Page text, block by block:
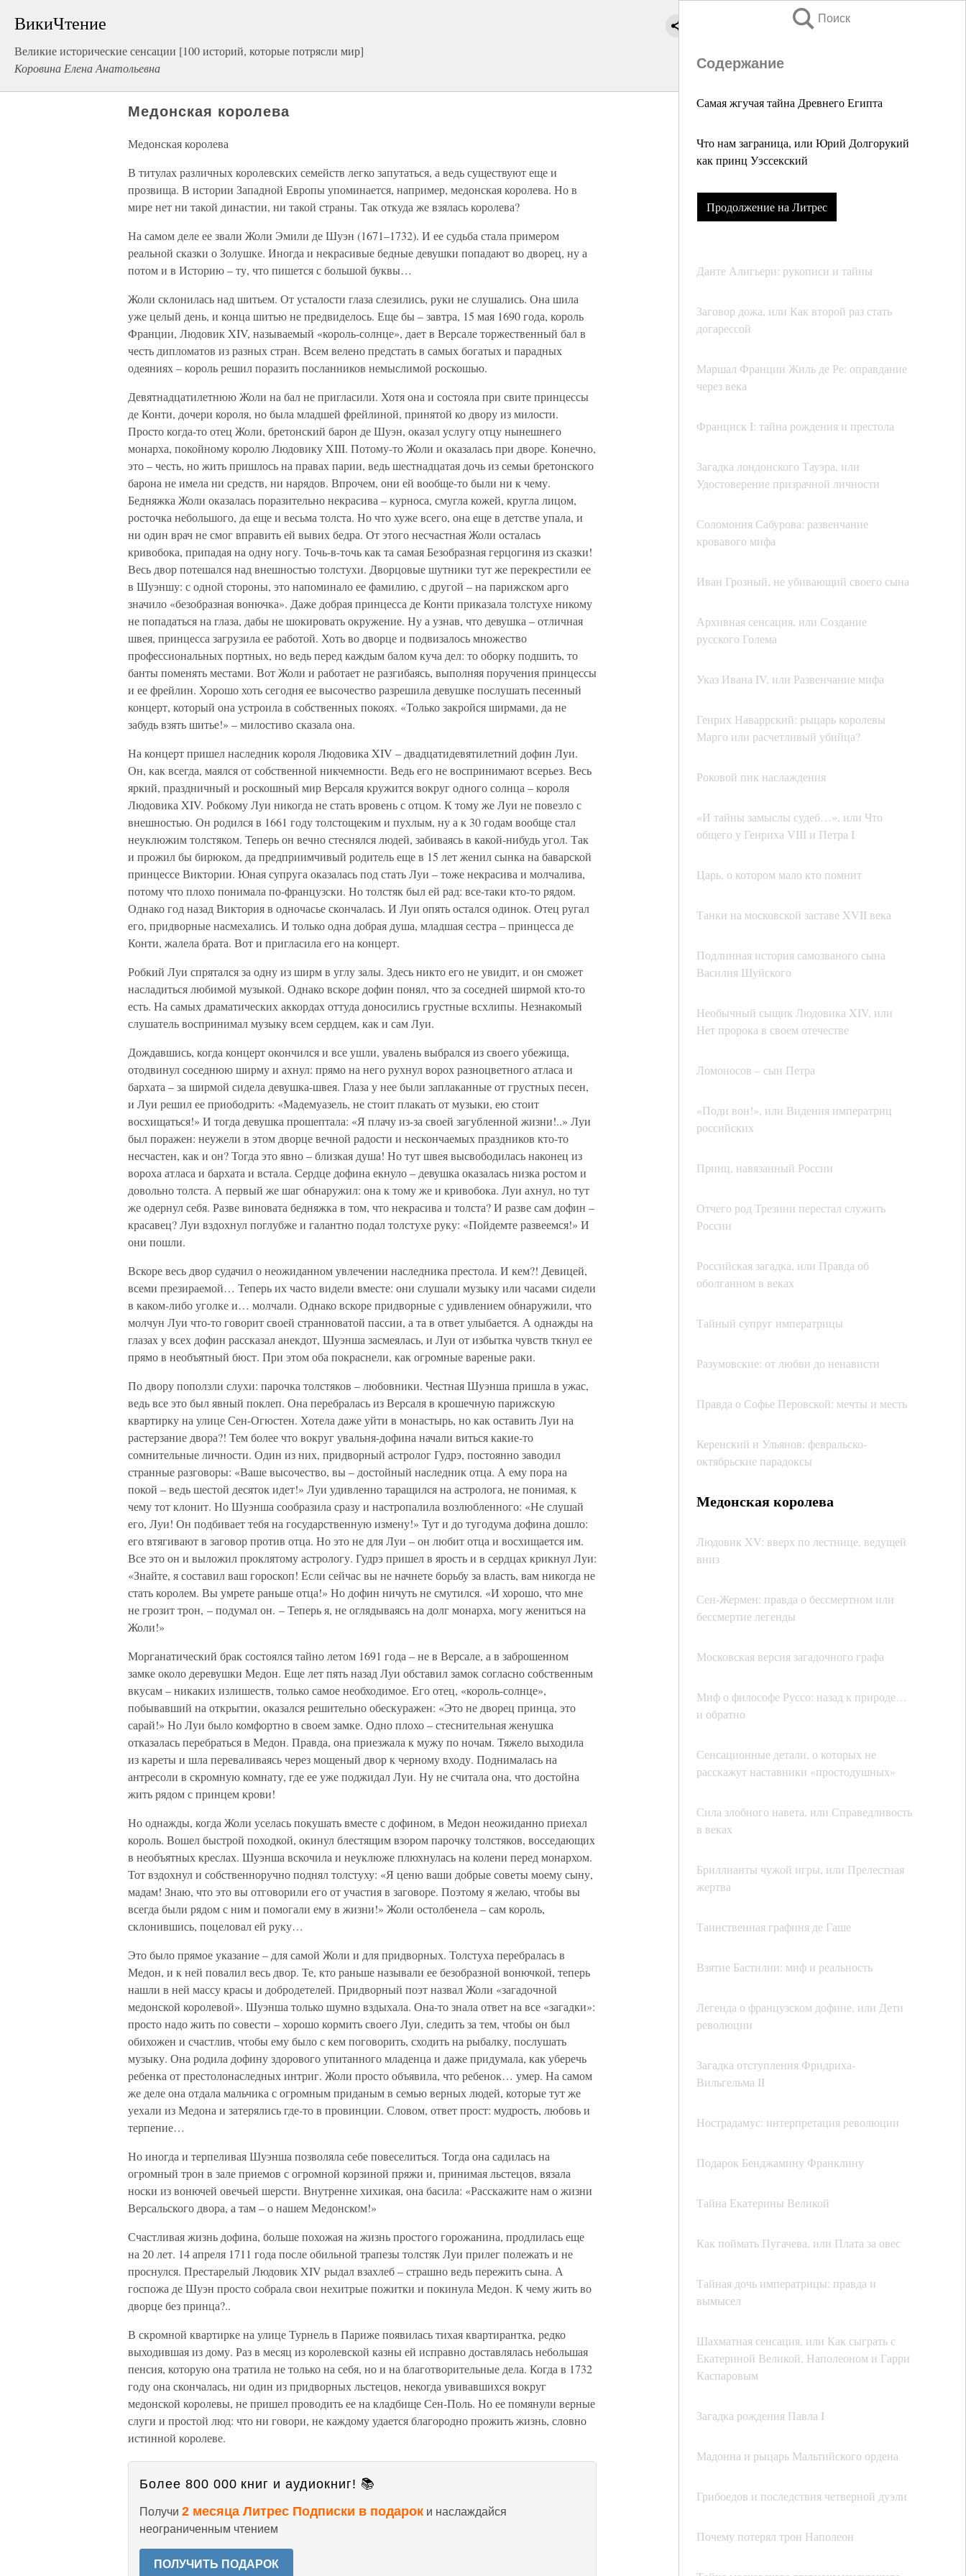
ВикиЧтение
Великие исторические сенсации [100 историй, которые потрясли мир]
Коровина Елена Анатольевна
Поиск
Содержание
Самая жгучая тайна Древнего Египта
Что нам заграница, или Юрий Долгорукий
как принц Уэссекский
Продолжение на Литрес
Данте Алигьери: рукописи и тайны
Заговор дожа, или Как второй раз стать
догарессой
Маршал Франции Жиль де Ре: оправдание
через века
Франциск I: тайна рождения и престола
Загадка лондонского Тауэра, или
Удостоверение призрачной личности
Соломония Сабурова: развенчание
кровавого мифа
Иван Грозный, не убивающий своего сына
Архивная сенсация, или Создание
русского Голема
Указ Ивана IV, или Развенчание мифа
Генрих Наваррский: рыцарь королевы
Марго или расчетливый убийца?
Роковой пик наслаждения
«И тайны замыслы судеб…», или Что
общего у Генриха VIII и Петра I
Царь, о котором мало кто помнит
Танки на московской заставе XVII века
Подлинная история самозваного сына
Василия Шуйского
Необычный сыщик Людовика XIV, или
Нет пророка в своем отечестве
Ломоносов – сын Петра
«Поди вон!», или Видения императриц
российских
Принц, навязанный России
Отчего род Трезини перестал служить
России
Российская загадка, или Правда об
оболганном в веках
Тайный супруг императрицы
Разумовские: от любви до ненависти
Правда о Софье Перовской: мечты и месть
Керенский и Ульянов: февральско-
октябрьские парадоксы
Медонская королева
Людовик XV: вверх по лестнице, ведущей
вниз
Сен-Жермен: правда о бессмертном или
бессмертие легенды
Московская версия загадочного графа
Миф о философе Руссо: назад к природе…
и обратно
Сенсационные детали, о которых не
расскажут наставники «простодушных»
Сила злобного навета, или Справедливость
в веках
Бриллианты чужой игры, или Прелестная
жертва
Таинственная графиня де Гаше
Взятие Бастилии: миф и реальность
Легенда о французском дофине, или Дети
революции
Загадка отступления Фридриха-
Вильгельма II
Нострадамус: интерпретация революции
Подарок Бенджамину Франклину
Тайна Екатерины Великой
Как поймать Пугачева, или Плата за овес
Тайная дочь императрицы: правда и
вымысел
Шахматная сенсация, или Как сыграть с
Екатериной Великой, Наполеоном и Гарри
Каспаровым
Загадка рождения Павла I
Мадонна и рыцарь Мальтийского ордена
Грибоедов и последствия четверной дуэли
Почему потерял трон Наполеон
Медонская королева
Медонская королева
В титулах различных королевских семейств легко запутаться, а ведь существуют еще и
прозвища. В истории Западной Европы упоминается, например, медонская королева. Но в
мире нет ни такой династии, ни такой страны. Так откуда же взялась королева?
На самом деле ее звали Жоли Эмили де Шуэн (1671–1732). И ее судьба стала примером
реальной сказки о Золушке. Иногда и некрасивые бедные девушки попадают во дворец, ну а
потом и в Историю – ту, что пишется с большой буквы…
Жоли склонилась над шитьем. От усталости глаза слезились, руки не слушались. Она шила
уже целый день, и конца шитью не предвиделось. Еще бы – завтра, 15 мая 1690 года, король
Франции, Людовик XIV, называемый «король-солнце», дает в Версале торжественный бал в
честь дипломатов из разных стран. Всем велено предстать в самых богатых и парадных
одеяниях – король решил поразить посланников немыслимой роскошью.
Девятнадцатилетнюю Жоли на бал не пригласили. Хотя она и состояла при свите принцессы
де Конти, дочери короля, но была младшей фрейлиной, принятой ко двору из милости.
Просто когда-то отец Жоли, бретонский барон де Шуэн, оказал услугу отцу нынешнего
монарха, покойному королю Людовику XIII. Потому-то Жоли и оказалась при дворе. Конечно,
это – честь, но жить пришлось на правах парии, ведь шестнадцатая дочь из семьи бретонского
барона не имела ни средств, ни нарядов. Впрочем, они ей вообще-то были ни к чему.
Бедняжка Жоли оказалась поразительно некрасива – курноса, смугла кожей, кругла лицом,
росточка небольшого, да еще и весьма толста. Но что хуже всего, она еще в детстве упала, и
ни один врач не смог вправить ей вывих бедра. От этого несчастная Жоли осталась
кривобока, припадая на одну ногу. Точь-в-точь как та самая Безобразная герцогиня из сказки!
Весь двор потешался над внешностью толстухи. Дворцовые шутники тут же перекрестили ее
в Шуэншу: с одной стороны, это напоминало ее фамилию, с другой – на парижском арго
значило «безобразная вонючка». Даже добрая принцесса де Конти приказала толстухе никому
не попадаться на глаза, дабы не шокировать окружение. Ну а узнав, что девушка – отличная
швея, принцесса загрузила ее работой. Хоть во дворце и подвизалось множество
профессиональных портных, но ведь перед каждым балом куча дел: то оборку подшить, то
банты поменять местами. Вот Жоли и работает не разгибаясь, выполняя поручения принцессы
и ее фрейлин. Хорошо хоть сегодня ее высочество разрешила девушке послушать песенный
концерт, который она устроила в собственных покоях. «Только закройся ширмами, да не
забудь взять шитье!» – милостиво сказала она.
На концерт пришел наследник короля Людовика XIV – двадцатидевятилетний дофин Луи.
Он, как всегда, маялся от собственной никчемности. Ведь его не воспринимают всерьез. Весь
яркий, праздничный и роскошный мир Версаля кружится вокруг одного солнца – короля
Людовика XIV. Робкому Луи никогда не стать вровень с отцом. К тому же Луи не повезло с
внешностью. Он родился в 1661 году толстощеким и пухлым, ну а к 30 годам вообще стал
неуклюжим толстяком. Теперь он вечно стеснялся людей, забиваясь в какой-нибудь угол. Так
и прожил бы бирюком, да предприимчивый родитель еще в 15 лет женил сынка на баварской
принцессе Виктории. Юная супруга оказалась под стать Луи – тоже некрасива и молчалива,
потому что плохо понимала по-французски. Но толстяк был ей рад: все-таки кто-то рядом.
Однако год назад Виктория в одночасье скончалась. И Луи опять остался одинок. Отец ругал
его, придворные насмехались. И только одна добрая душа, младшая сестра – принцесса де
Конти, жалела брата. Вот и пригласила его на концерт.
Робкий Луи спрятался за одну из ширм в углу залы. Здесь никто его не увидит, и он сможет
насладиться любимой музыкой. Однако вскоре дофин понял, что за соседней ширмой кто-то
есть. На самых драматических аккордах оттуда доносились грустные всхлипы. Незнакомый
слушатель воспринимал музыку всем сердцем, как и сам Луи.
Дождавшись, когда концерт окончился и все ушли, увалень выбрался из своего убежища,
отодвинул соседнюю ширму и ахнул: прямо на него рухнул ворох разноцветного атласа и
бархата – за ширмой сидела девушка-швея. Глаза у нее были заплаканные от грустных песен,
и Луи решил ее приободрить: «Мадемуазель, не стоит плакать от музыки, ею стоит
восхищаться!» И тогда девушка прошептала: «Я плачу из-за своей загубленной жизни!..» Луи
был поражен: неужели в этом дворце вечной радости и нескончаемых праздников кто-то
несчастен, как и он? Тогда это явно – близкая душа! Но тут швея высвободилась наконец из
вороха атласа и бархата и встала. Сердце дофина екнуло – девушка оказалась низка ростом и
довольно толста. А первый же шаг обнаружил: она к тому же и кривобока. Луи ахнул, но тут
же одернул себя. Разве виновата бедняжка в том, что некрасива и толста? И разве сам дофин –
красавец? Луи вздохнул поглубже и галантно подал толстухе руку: «Пойдемте развеемся!» И
они пошли.
Вскоре весь двор судачил о неожиданном увлечении наследника престола. И кем?! Девицей,
всеми презираемой… Теперь их часто видели вместе: они слушали музыку или часами сидели
в каком-либо уголке и… молчали. Однако вскоре придворные с удивлением обнаружили, что
молчун Луи что-то говорит своей странноватой пассии, а та в ответ улыбается. А однажды на
глазах у всех дофин рассказал анекдот, Шуэнша засмеялась, и Луи от избытка чувств ткнул ее
прямо в необъятный бюст. При этом оба покраснели, как огромные вареные раки.
По двору поползли слухи: парочка толстяков – любовники. Честная Шуэнша пришла в ужас,
ведь все это был явный поклеп. Она перебралась из Версаля в крошечную парижскую
квартирку на улице Сен-Огюстен. Хотела даже уйти в монастырь, но как оставить Луи на
растерзание двора?! Тем более что вокруг увальня-дофина начали виться какие-то
сомнительные личности. Один из них, придворный астролог Гудрэ, постоянно заводил
странные разговоры: «Ваше высочество, вы – достойный наследник отца. А ему пора на
покой – ведь шестой десяток идет!» Луи удивленно таращился на астролога, не понимая, к
чему тот клонит. Но Шуэнша сообразила сразу и настропалила возлюбленного: «Не слушай
его, Луи! Он подбивает тебя на государственную измену!» Тут и до тугодума дофина дошло:
его втягивают в заговор против отца. Но это не для Луи – он любит отца и восхищается им.
Все это он и выложил проклятому астрологу. Гудрэ пришел в ярость и в сердцах крикнул Луи:
«Знайте, я составил ваш гороскоп! Если сейчас вы не начнете борьбу за власть, вам никогда не
стать королем. Вы умрете раньше отца!» Но дофин ничуть не смутился. «И хорошо, что мне
не грозит трон, – подумал он. – Теперь я, не оглядываясь на долг монарха, могу жениться на
Жоли!»
Морганатический брак состоялся тайно летом 1691 года – не в Версале, а в заброшенном
замке около деревушки Медон. Еще лет пять назад Луи обставил замок согласно собственным
вкусам – никаких излишеств, только самое необходимое. Его отец, «король-солнце»,
побывавший на открытии, оказался решительно обескуражен: «Это не дворец принца, это
сарай!» Но Луи было комфортно в своем замке. Одно плохо – стеснительная женушка
отказалась перебраться в Медон. Правда, она приезжала к мужу по ночам. Тяжело выходила
из кареты и шла переваливаясь через мощеный двор к черному входу. Поднималась на
антресоли в скромную комнату, где ее уже поджидал Луи. Ну не считала она, что достойна
жить рядом с принцем крови!
Но однажды, когда Жоли уселась покушать вместе с дофином, в Медон неожиданно приехал
король. Вошел быстрой походкой, окинул блестящим взором парочку толстяков, восседающих
в необъятных креслах. Шуэнша вскочила и неуклюже плюхнулась на колени перед монархом.
Тот вздохнул и собственноручно поднял толстуху: «Я ценю ваши добрые советы моему сыну,
мадам! Знаю, что это вы отговорили его от участия в заговоре. Поэтому я желаю, чтобы вы
всегда были рядом с ним и помогали ему в жизни!» Жоли остолбенела – сам король,
склонившись, поцеловал ей руку…
Это было прямое указание – для самой Жоли и для придворных. Толстуха перебралась в
Медон, и к ней повалил весь двор. Те, кто раньше называли ее безобразной вонючкой, теперь
нашли в ней массу красы и добродетелей. Придворный поэт назвал Жоли «загадочной
медонской королевой». Шуэнша только шумно вздыхала. Она-то знала ответ на все «загадки»:
просто надо жить по совести – хорошо кормить своего Луи, следить за тем, чтобы он был
обихожен и счастлив, чтобы ему было с кем поговорить, сходить на рыбалку, послушать
музыку. Она родила дофину здорового упитанного младенца и даже придумала, как уберечь
ребенка от престолонаследных интриг. Жоли просто объявила, что ребенок… умер. На самом
же деле она отдала мальчика с огромным приданым в семью верных людей, которые тут же
уехали из Медона и затерялись где-то в провинции. Словом, ответ прост: мудрость, любовь и
терпение…
Но иногда и терпеливая Шуэнша позволяла себе повеселиться. Тогда она садилась на
огромный трон в зале приемов с огромной корзиной пряжи и, принимая льстецов, вязала
носки из вонючей овечьей шерсти. Внутренне хихикая, она басила: «Расскажите нам о жизни
Версальского двора, а там – о нашем Медонском!»
Счастливая жизнь дофина, больше похожая на жизнь простого горожанина, продлилась еще
на 20 лет. 14 апреля 1711 года после обильной трапезы толстяк Луи прилег полежать и не
проснулся. Престарелый Людовик XIV рыдал взахлеб – страшно ведь пережить сына. А
госпожа де Шуэн просто собрала свои нехитрые пожитки и покинула Медон. К чему жить во
дворце без принца?..
В скромной квартирке на улице Турнель в Париже появилась тихая квартирантка, редко
выходившая из дому. Раз в месяц из королевской казны ей исправно доставлялась небольшая
пенсия, которую она тратила не только на себя, но и на благотворительные дела. Когда в 1732
году она скончалась, ни один из придворных льстецов, некогда увивавшихся вокруг
медонской королевы, не пришел проводить ее на кладбище Сен-Поль. Но ее помянули верные
слуги и простой люд: что ни говори, не каждому удается благородно прожить жизнь, словно
истинной королеве.
Более 800 000 книг и аудиокниг! 📚
Получи 2 месяца Литрес Подписки в подарок и наслаждайся
неограниченным чтением
ПОЛУЧИТЬ ПОДАРОК